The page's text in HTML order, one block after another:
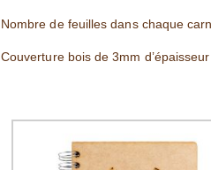
Nombre de feuilles dans chaque
Couverture bois de 3mm d’épaisseur